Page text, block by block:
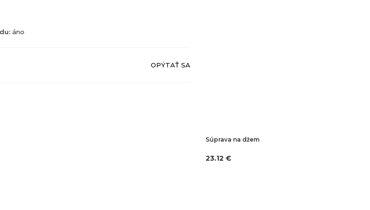
áno
OPÝTAŤ SA
Súprava na džem
23.12 €